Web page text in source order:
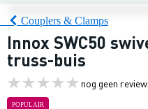
Couplers & Clamps
Innox SWC50
truss-buis
nog geen
POPULAIR